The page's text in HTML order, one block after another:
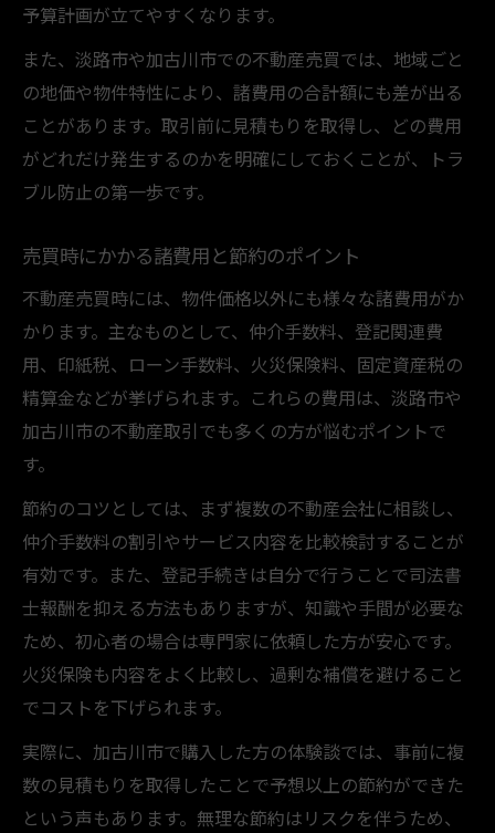
予算計画が立てやすくなります。
また、淡路市や加古川市での不動産売買では、地域ごと
の地価や物件特性により、諸費用の合計額にも差が出る
ことがあります。取引前に見積もりを取得し、どの費用
がどれだけ発生するのかを明確にしておくことが、トラ
ブル防止の第一歩です。
売買時にかかる諸費用と節約のポイント
不動産売買時には、物件価格以外にも様々な諸費用がか
かります。主なものとして、仲介手数料、登記関連費
用、印紙税、ローン手数料、火災保険料、固定資産税の
精算金などが挙げられます。これらの費用は、淡路市や
加古川市の不動産取引でも多くの方が悩むポイントで
す。
節約のコツとしては、まず複数の不動産会社に相談し、
仲介手数料の割引やサービス内容を比較検討することが
有効です。また、登記手続きは自分で行うことで司法書
士報酬を抑える方法もありますが、知識や手間が必要な
ため、初心者の場合は専門家に依頼した方が安心です。
火災保険も内容をよく比較し、過剰な補償を避けること
でコストを下げられます。
実際に、加古川市で購入した方の体験談では、事前に複
数の見積もりを取得したことで予想以上の節約ができた
という声もあります。無理な節約はリスクを伴うため、